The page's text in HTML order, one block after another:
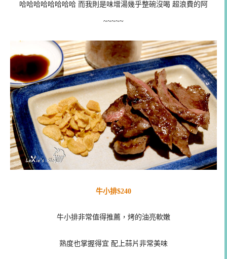
哈哈哈哈哈哈哈哈 而我則是味增湯幾乎整碗沒喝 超浪費的阿
~~~~~
牛小排$240
牛小排非常值得推薦，烤的油亮軟嫩
熟度也掌握得宜 配上蒜片非常美味